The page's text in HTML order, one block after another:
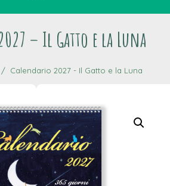
– Il Gatto e la Luna
Calendario 2027 - Il Gatto e la Luna